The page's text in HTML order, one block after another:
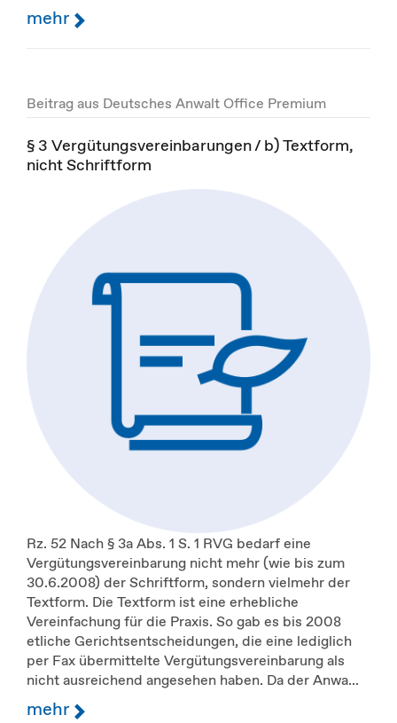
mehr
Beitrag aus Deutsches Anwalt Office Premium
§ 3 Vergütungsvereinbarungen / b) Textform,
nicht Schriftform
Rz. 52 Nach § 3a Abs. 1 S. 1 RVG bedarf eine
Vergütungsvereinbarung nicht mehr (wie bis zum
30.6.2008) der Schriftform, sondern vielmehr der
Textform. Die Textform ist eine erhebliche
Vereinfachung für die Praxis. So gab es bis 2008
etliche Gerichtsentscheidungen, die eine lediglich
per Fax übermittelte Vergütungsvereinbarung als
nicht ausreichend angesehen haben. Da der Anwa...
mehr